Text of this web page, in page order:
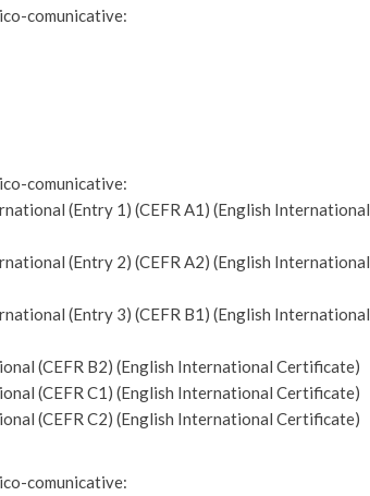
comunicative:
comunicative:
(Entry 1) (CEFR A1) (English International
(Entry 2) (CEFR A2) (English International
(Entry 3) (CEFR B1) (English International
(CEFR B2) (English International Certificate)
(CEFR C1) (English International Certificate)
(CEFR C2) (English International Certificate)
comunicative: